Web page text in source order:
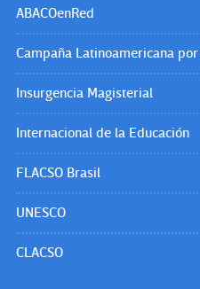
ABACOenRed
Campaña Latinoamericana
Insurgencia Magisterial
Internacional de la Educación
FLACSO Brasil
UNESCO
CLACSO